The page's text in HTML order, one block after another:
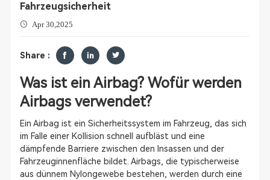
Fahrzeugsicherheit
Apr 30,2025
Share :
Was ist ein Airbag? Wofür werden
Airbags verwendet?
Ein Airbag ist ein Sicherheitssystem im Fahrzeug, das sich
im Falle einer Kollision schnell aufbläst und eine
dämpfende Barriere zwischen den Insassen und der
Fahrzeuginnenfläche bildet. Airbags, die typischerweise
aus dünnem Nylongewebe bestehen, werden durch eine